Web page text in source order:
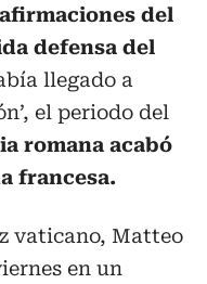
del
defensa del
llegado a
el periodo del
romana acabó
francesa.
vaticano, Matteo
en un